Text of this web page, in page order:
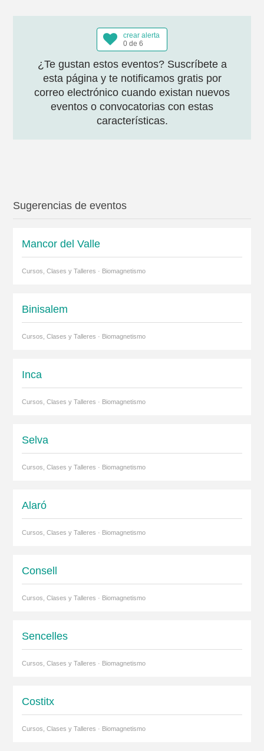
crear alerta
0 de 6
¿Te gustan estos eventos? Suscríbete a
esta página y te notificamos gratis por
correo electrónico cuando existan nuevos
eventos o convocatorias con estas
características.
Sugerencias de eventos
Mancor del Valle
Cursos, Clases y Talleres · Biomagnetismo
Binisalem
Cursos, Clases y Talleres · Biomagnetismo
Inca
Cursos, Clases y Talleres · Biomagnetismo
Selva
Cursos, Clases y Talleres · Biomagnetismo
Alaró
Cursos, Clases y Talleres · Biomagnetismo
Consell
Cursos, Clases y Talleres · Biomagnetismo
Sencelles
Cursos, Clases y Talleres · Biomagnetismo
Costitx
Cursos, Clases y Talleres · Biomagnetismo